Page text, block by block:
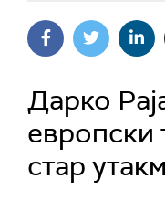
Дарко
европски
стар